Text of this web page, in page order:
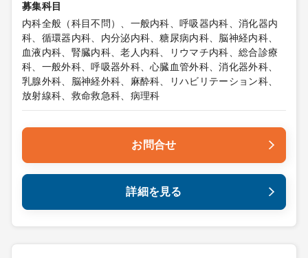
募集科目
内科全般（科目不問）、一般内科、呼吸器内科、消化器内
科、循環器内科、内分泌内科、糖尿病内科、脳神経内科、
血液内科、腎臓内科、老人内科、リウマチ内科、総合診療
科、一般外科、呼吸器外科、心臓血管外科、消化器外科、
乳腺外科、脳神経外科、麻酔科、リハビリテーション科、
放射線科、救命救急科、病理科
お問合せ
詳細を見る